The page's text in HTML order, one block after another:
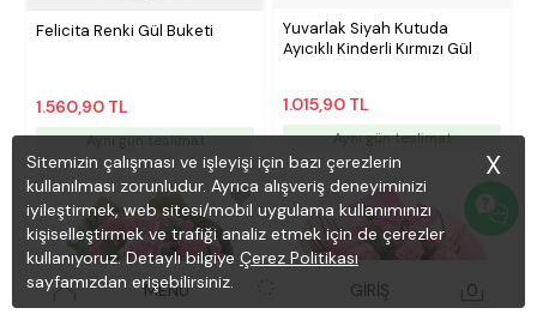
MENÜ GİRİŞ 0
Felicita Renki Gül Buketi
1.560,90 TL
Aynı gün teslimat
Yuvarlak Siyah Kutuda
Ayıcıklı Kinderli Kırmızı Gül
1.015,90 TL
Aynı gün teslimat
Sitemizin çalışması ve işleyişi için bazı çerezlerin
kullanılması zorunludur. Ayrıca alışveriş deneyiminizi
iyileştirmek, web sitesi/mobil uygulama kullanımınızı
kişiselleştirmek ve trafiği analiz etmek için de çerezler
kullanıyoruz. Detaylı bilgiye Çerez Politikası
sayfamızdan erişebilirsiniz.
X